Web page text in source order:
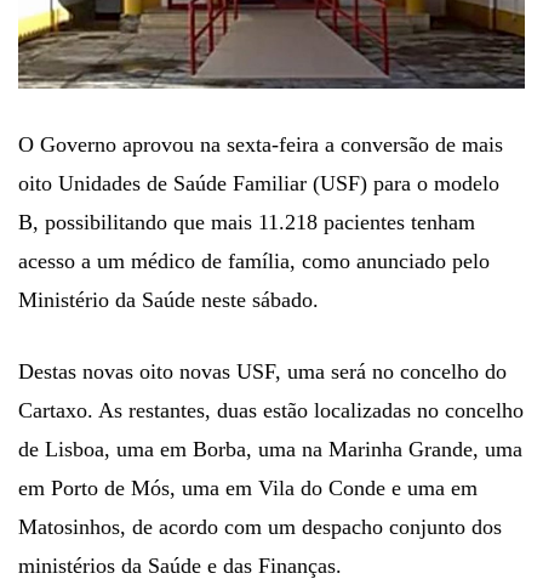
O Governo aprovou na sexta-feira a conversão de mais
oito Unidades de Saúde Familiar (USF) para o modelo
B, possibilitando que mais 11.218 pacientes tenham
acesso a um médico de família, como anunciado pelo
Ministério da Saúde neste sábado.
Destas novas oito novas USF, uma será no concelho do
Cartaxo. As restantes, duas estão localizadas no concelho
de Lisboa, uma em Borba, uma na Marinha Grande, uma
em Porto de Mós, uma em Vila do Conde e uma em
Matosinhos, de acordo com um despacho conjunto dos
ministérios da Saúde e das Finanças.